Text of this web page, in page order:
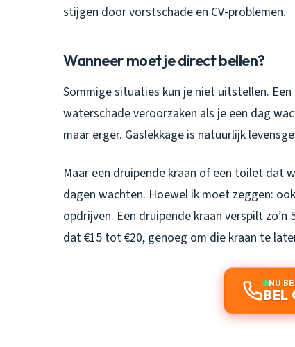
stijgen door vorstschade en CV-problemen.
Wanneer moet je direct bellen?
Sommige situaties kun je niet uitstellen.
waterschade veroorzaken als je een dag
maar erger. Gaslekkage is natuurlijk
Maar een druipende kraan of een toilet dat
dagen wachten. Hoewel ik moet zeggen:
opdrijven. Een druipende kraan verspilt
dat €15 tot €20, genoeg om die kraan te
NU
BEL